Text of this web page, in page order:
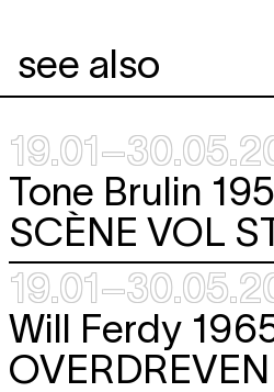
see also
Tone Brulin
SCÈNE VOL
Will Ferdy